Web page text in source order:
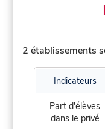
2 établissements
Indicateurs
Part d'élèves
dans le privé